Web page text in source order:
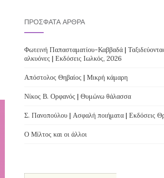
ΠΡΌΣΦΑΤΑ ΆΡΘΡΑ
Φωτεινή Παπασταματίου-Καββαδά |
αλκυόνες | Εκδόσεις Ιωλκός, 2026
Απόστολος Θηβαίος | Μικρή κάμαρη
Νίκος Β. Ορφανός | Θυμώνω θάλασσα
Σ. Πανοπούλου | Ασφαλή ποιήματα | Εκδόσεις
Ο Μίλτος και οι άλλοι